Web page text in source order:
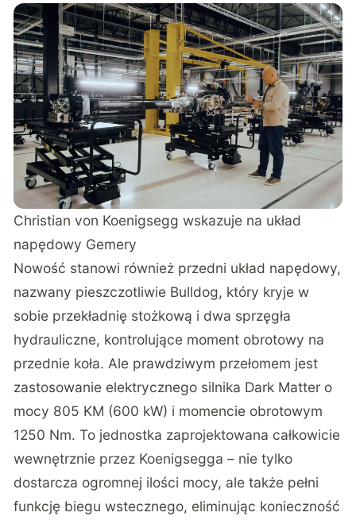
Christian von Koenigsegg wskazuje na układ
napędowy Gemery
Nowość stanowi również przedni układ napędowy,
nazwany pieszczotliwie Bulldog, który kryje w
sobie przekładnię stożkową i dwa sprzęgła
hydrauliczne, kontrolujące moment obrotowy na
przednie koła. Ale prawdziwym przełomem jest
zastosowanie elektrycznego silnika Dark Matter o
mocy 805 KM (600 kW) i momencie obrotowym
1250 Nm. To jednostka zaprojektowana całkowicie
wewnętrznie przez Koenigsegga – nie tylko
dostarcza ogromnej ilości mocy, ale także pełni
funkcję biegu wstecznego, eliminując konieczność